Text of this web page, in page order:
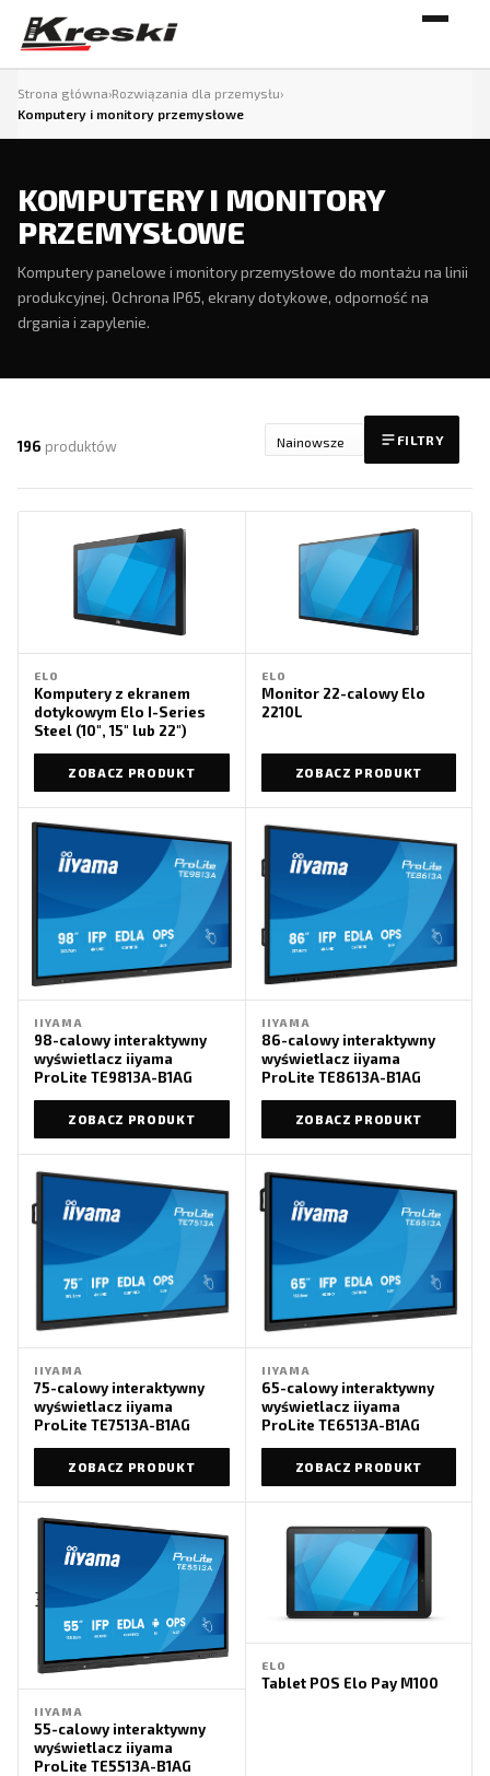
Strona główna›Rozwiązania dla przemysłu›
Komputery i monitory przemysłowe
KOMPUTERY I MONITORY
PRZEMYSŁOWE
Komputery panelowe i monitory przemysłowe do montażu na linii
produkcyjnej. Ochrona IP65, ekrany dotykowe, odporność na
drgania i zapylenie.
196 produktów FILTRY
ELO
Komputery z ekranem
dotykowym Elo I-Series
Steel (10″, 15″ lub 22″)
ZOBACZ PRODUKT
ELO
Monitor 22-calowy Elo
2210L
ZOBACZ PRODUKT
IIYAMA
98-calowy interaktywny
wyświetlacz iiyama
ProLite TE9813A-B1AG
ZOBACZ PRODUKT
IIYAMA
86-calowy interaktywny
wyświetlacz iiyama
ProLite TE8613A-B1AG
ZOBACZ PRODUKT
IIYAMA
75-calowy interaktywny
wyświetlacz iiyama
ProLite TE7513A-B1AG
ZOBACZ PRODUKT
IIYAMA
65-calowy interaktywny
wyświetlacz iiyama
ProLite TE6513A-B1AG
ZOBACZ PRODUKT
IIYAMA
55-calowy interaktywny
wyświetlacz iiyama
ProLite TE5513A-B1AG
ELO
Tablet POS Elo Pay M100